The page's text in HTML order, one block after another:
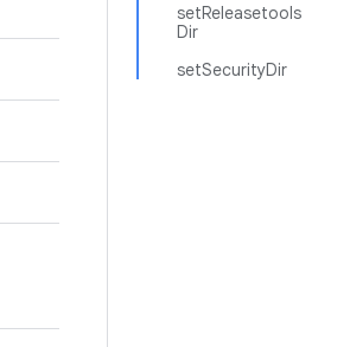
setReleasetools
Dir
setSecurityDir